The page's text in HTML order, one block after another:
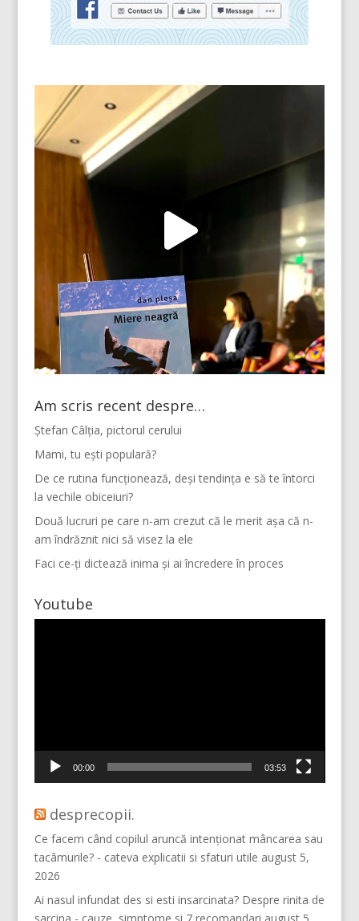
Am scris recent despre…
Ștefan Câlția, pictorul cerului
Mami, tu ești populară?
De ce rutina funcționează, deși tendința e să te întorci
la vechile obiceiuri?
Două lucruri pe care n-am crezut că le merit așa că n-
am îndrăznit nici să visez la ele
Faci ce-ți dictează inima și ai încredere în proces
Youtube
00:00 03:53
desprecopii.
Ce facem când copilul aruncă intenționat mâncarea sau
tacâmurile? - cateva explicatii si sfaturi utile august 5,
2026
Ai nasul infundat des si esti insarcinata? Despre rinita de